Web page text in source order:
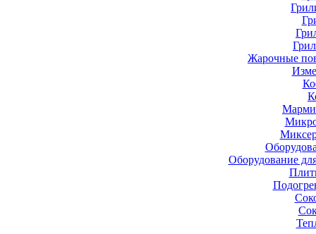
Жарочные
Оборудование